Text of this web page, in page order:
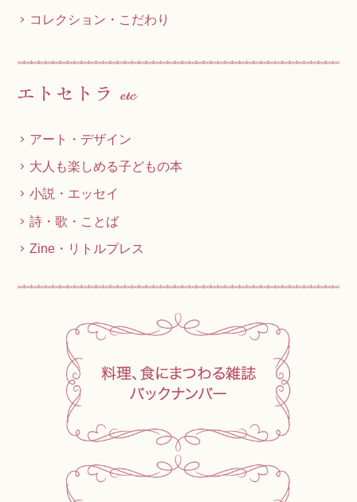
コレクション・こだわり
アート・デザイン
大人も楽しめる子どもの本
小説・エッセイ
詩・歌・ことば
Zine・リトルプレス